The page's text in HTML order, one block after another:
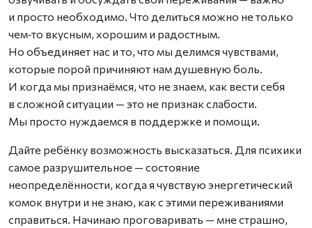
и просто необходимо. Что делиться можно не только
чем‑то вкусным, хорошим и радостным.
Но объединяет нас и то, что мы делимся чувствами,
которые порой причиняют нам душевную боль.
И когда мы признаёмся, что не знаем, как вести себя
в сложной ситуации — это не признак слабости.
Мы просто нуждаемся в поддержке и помощи.
Дайте ребёнку возможность высказаться. Для психики
самое разрушительное — состояние
неопределённости, когда я чувствую энергетический
комок внутри и не знаю, как с этими переживаниями
справиться. Начинаю проговаривать — мне страшно,